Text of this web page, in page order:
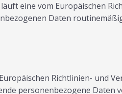
eine vom Europäischen
Daten
Richtlinien- und
personenbezogene Daten